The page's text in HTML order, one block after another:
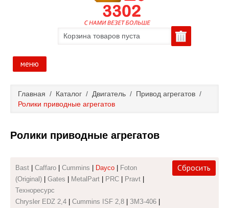
Корзина товаров пуста
меню
Каталог
Полезные статьи
Покупка и оплата
Контакты
Главная / Каталог / Двигатель / Привод агрегатов /
Ролики приводные агрегатов
Ролики приводные агрегатов
Bast Caffaro Cummins Dayco
Foton
(Original)
Gates MetalPart PRC Pravt
Техноресурс
Chrysler EDZ 2,4
Cummins ISF 2,8 ЗМЗ-406
Сбросить